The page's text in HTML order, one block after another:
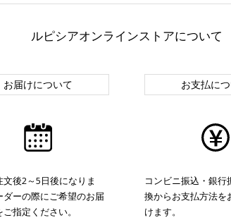
ルピシアオンラインストアについて
お届けについて
文後2～5日後になりま
ダーの際にご希望のお届
指定ください。
お支払に
コンビニ振込・銀行
換からお支払方法を
けます。